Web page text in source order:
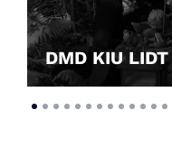
DMD KIU LIDT